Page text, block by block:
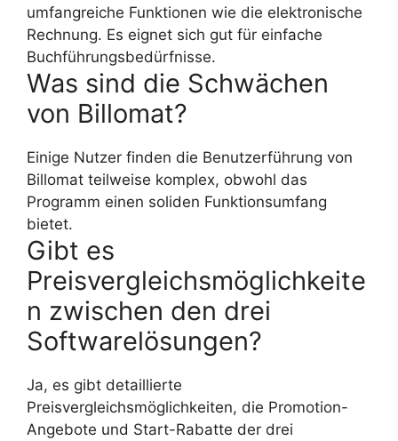
umfangreiche Funktionen wie die elektronische
Rechnung. Es eignet sich gut für einfache
Buchführungsbedürfnisse.
Was sind die Schwächen
von Billomat?
Einige Nutzer finden die Benutzerführung von
Billomat teilweise komplex, obwohl das
Programm einen soliden Funktionsumfang
bietet.
Gibt es
Preisvergleichsmöglichkeite
n zwischen den drei
Softwarelösungen?
Ja, es gibt detaillierte
Preisvergleichsmöglichkeiten, die Promotion-
Angebote und Start-Rabatte der drei